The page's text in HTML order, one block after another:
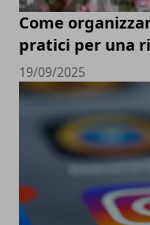
Come
pratici per una
19/09/2025